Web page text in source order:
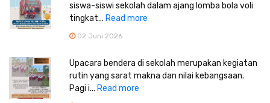
siswa-siswi sekolah dalam ajang lomba bola voli
tingkat... Read more
02 Juni 2026
Upacara bendera di sekolah merupakan kegiatan
rutin yang sarat makna dan nilai kebangsaan.
Pagi i... Read more